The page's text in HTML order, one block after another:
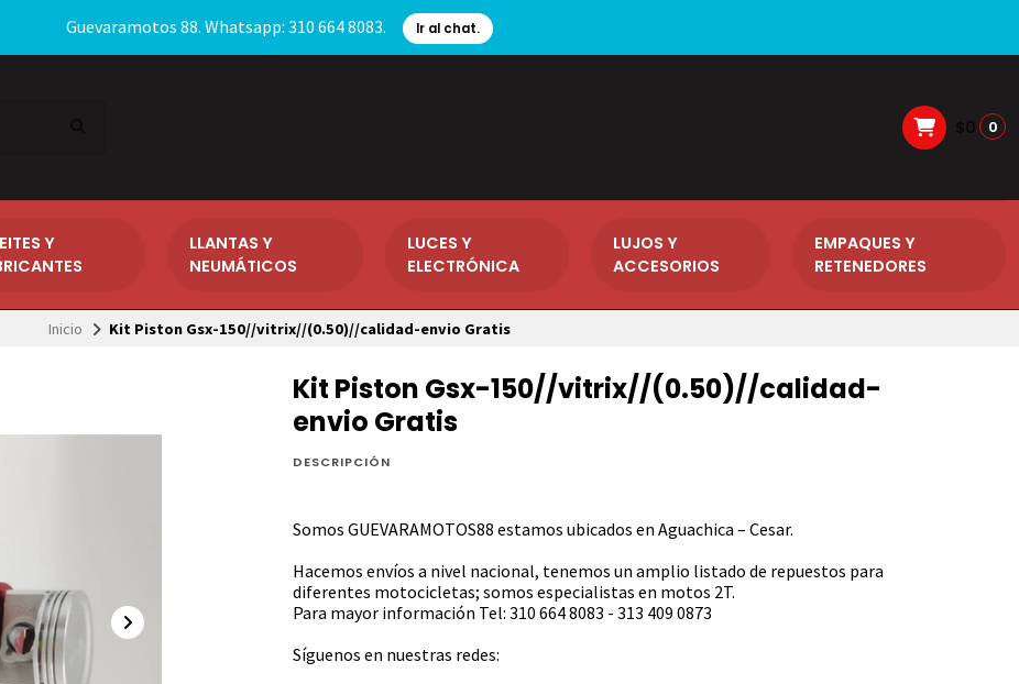
Guevaramotos 88. Whatsapp: 310 664 8083. Ir al chat.
0
Y
LLANTAS Y
NEUMÁTICOS
LUCES Y
ELECTRÓNICA
LUJOS Y
ACCESORIOS
EMPAQUES Y
RETENEDORES
Inicio Kit Piston Gsx-150//vitrix//(0.50)//calidad-envio Gratis
Kit Piston Gsx-150//vitrix//(0.50)//calidad-
envio Gratis
DESCRIPCIÓN
Somos GUEVARAMOTOS88 estamos ubicados en Aguachica – Cesar.
Hacemos envíos a nivel nacional, tenemos un amplio listado de repuestos para
diferentes motocicletas; somos especialistas en motos 2T.
Para mayor información Tel: 310 664 8083 - 313 409 0873
Síguenos en nuestras redes: